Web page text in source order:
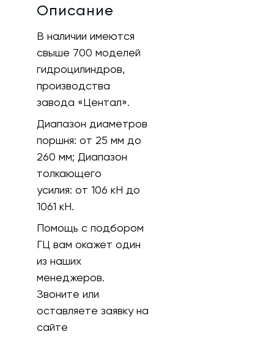
Описание
В наличии имеются
свыше 700 моделей
гидроцилиндров,
производства
завода «Центал».
Диапазон диаметров
поршня:от 25 мм до
260 мм; Диапазон
толкающего
усилия:от 106 кH до
1061 кН.
Помощь с подбором
ГЦ вам окажет один
из наших
менеджеров.
Звоните или
оставляете заявку на
сайте